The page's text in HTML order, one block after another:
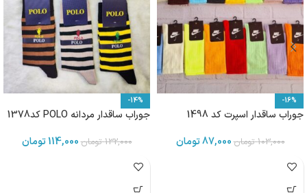
-16%
جوراب ساقدار اسپرت کد 1498
103,000 تومان87,000تومان
-14%
جوراب ساقدار مردانه POLO کد1378
132,000 تومان114,000تومان